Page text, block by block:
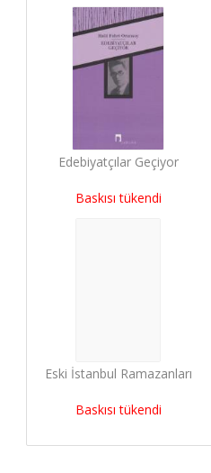
Edebiyatçılar Geçiyor
Baskısı tükendi
Eski İstanbul Ramazanları
Baskısı tükendi